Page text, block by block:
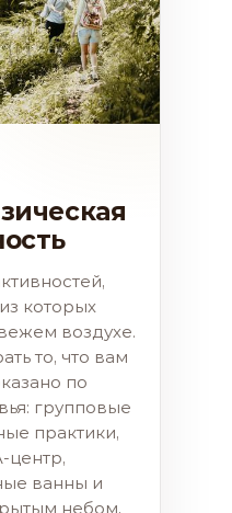
которых
воздухе.
то, что вам
по
групповые
практики,
центр,
ванны и
небом,